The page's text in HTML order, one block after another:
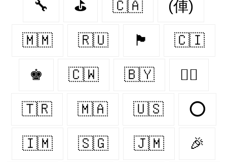
🔧 ⛳ 🇨🇦 (俥)
🇲🇲 🇷🇺 🏴 🇨🇮
♚ 🇨🇼 🇧🇾 🏳️‍🌈
🇹🇷 🇲🇦 🇺🇸 ⭕
🇮🇲 🇸🇬 🇯🇲 🎉